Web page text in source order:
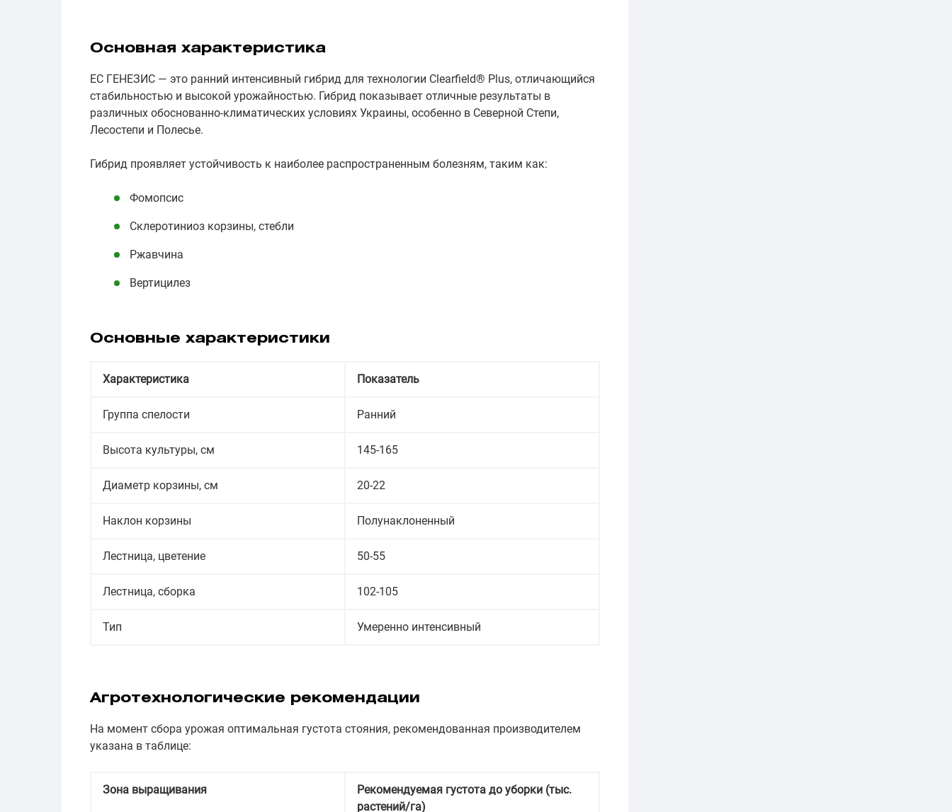
Основная характеристика
ЕС ГЕНЕЗИС — это ранний интенсивный гибрид для технологии Clearfield® Plus, отличающийся
стабильностью и высокой урожайностью. Гибрид показывает отличные результаты в
различных обоснованно-климатических условиях Украины, особенно в Северной Степи,
Лесостепи и Полесье.
Гибрид проявляет устойчивость к наиболее распространенным болезням, таким как:
Фомопсис
Склеротиниоз корзины, стебли
Ржавчина
Вертицилез
Основные характеристики
Характеристика Показатель
Группа спелости Ранний
Высота культуры, см 145-165
Диаметр корзины, см 20-22
Наклон корзины Полунаклоненный
Лестница, цветение 50-55
Лестница, сборка 102-105
Тип Умеренно интенсивный
Агротехнологические рекомендации
На момент сбора урожая оптимальная густота стояния, рекомендованная производителем
указана в таблице:
Зона выращивания
Рекомендуемая густота до уборки (тыс.
растений/га)